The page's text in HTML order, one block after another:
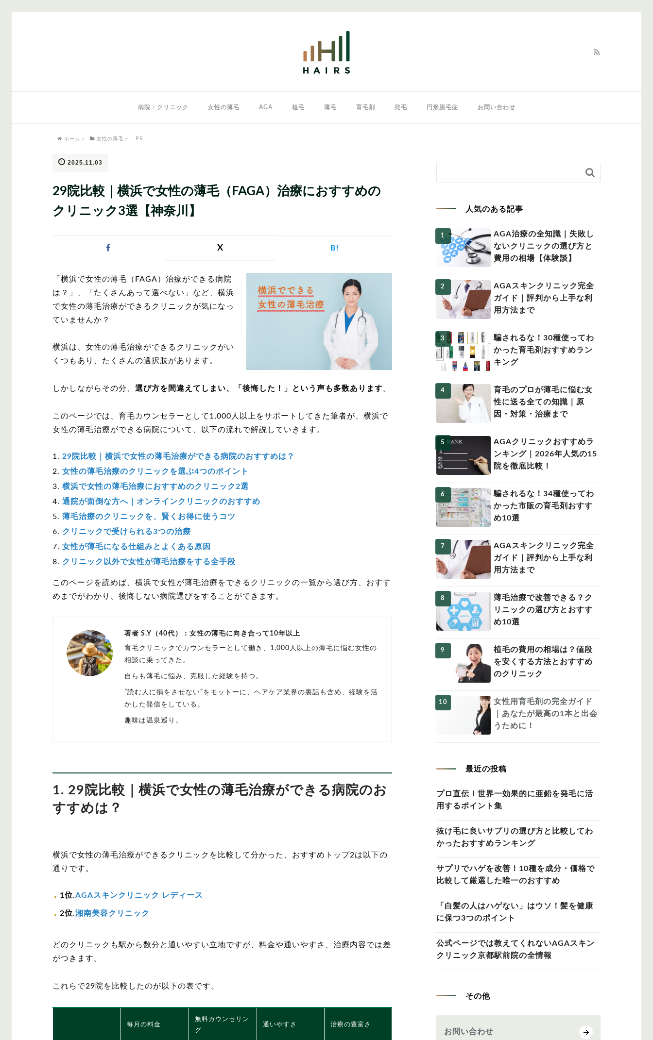
病院・クリニック 女性の薄毛 AGA 植毛 薄毛 育毛剤 発毛 円形脱毛症 お問い合わせ
ホーム / 女性の薄毛 / PR
2025.11.03
29院比較｜横浜で女性の薄毛（FAGA）治療におすすめの
クリニック3選【神奈川】
X B!
「横浜で女性の薄毛（FAGA）治療ができる病院
は？」、「たくさんあって選べない」など、横浜
で女性の薄毛治療ができるクリニックが気になっ
ていませんか？
横浜は、女性の薄毛治療ができるクリニックがい
くつもあり、たくさんの選択肢があります。
しかしながらその分、 選び方を間違えてしまい、「後悔した！」という声も多数あります。
このページでは、育毛カウンセラーとして1,000人以上をサポートしてきた筆者が、横浜で
女性の薄毛治療ができる病院について、以下の流れで解説していきます。
29院比較｜横浜で女性の薄毛治療ができる病院のおすすめは？
女性の薄毛治療のクリニックを選ぶ4つのポイント
横浜で女性の薄毛治療におすすめのクリニック2選
通院が面倒な方へ｜オンラインクリニックのおすすめ
薄毛治療のクリニックを、賢くお得に使うコツ
クリニックで受けられる3つの治療
女性が薄毛になる仕組みとよくある原因
クリニック以外で女性が薄毛治療をする全手段
このページを読めば、横浜で女性が薄毛治療をできるクリニックの一覧から選び方、おすす
めまでがわかり、後悔しない病院選びをすることができます。
著者 S.Y（40代）：女性の薄毛に向き合って10年以上
育毛クリニックでカウンセラーとして働き、1,000人以上の薄毛に悩む女性の
相談に乗ってきた。
自らも薄毛に悩み、克服した経験を持つ。
”読む人に損をさせない”をモットーに、ヘアケア業界の裏話も含め、経験を活
かした発信をしている。
趣味は温泉巡り。
1. 29院比較｜横浜で女性の薄毛治療ができる病院のお
すすめは？
横浜で女性の薄毛治療ができるクリニックを比較して分かった、おすすめトップ2は以下の
通りです。
1位.AGAスキンクリニック レディース
2位.湘南美容クリニック
どのクリニックも駅から数分と通いやすい立地ですが、料金や通いやすさ、治療内容では差
がつきます。
これらで29院を比較したのが以下の表です。
毎月の料金
無料カウンセリン
グ
通いやすさ 治療の豊富さ

人気のある記事
AGA治療の全知識｜失敗し
ないクリニックの選び方と
費用の相場【体験談】
AGAスキンクリニック完全
ガイド｜評判から上手な利
用方法まで
騙されるな！30種使ってわ
かった育毛剤おすすめラン
キング
育毛のプロが薄毛に悩む女
性に送る全ての知識｜原
因・対策・治療まで
AGAクリニックおすすめラ
ンキング｜2026年人気の15
院を徹底比較！
騙されるな！34種使ってわ
かった市販の育毛剤おすす
め10選
AGAスキンクリニック完全
ガイド｜評判から上手な利
用方法まで
薄毛治療で改善できる？ク
リニックの選び方とおすす
め10選
植毛の費用の相場は？値段
を安くする方法とおすすめ
のクリニック
女性用育毛剤の完全ガイド
｜あなたが最高の1本と出会
うために！
最近の投稿
プロ直伝！世界一効果的に亜鉛を発毛に活
用するポイント集
抜け毛に良いサプリの選び方と比較してわ
かったおすすめランキング
サプリでハゲを改善！10種を成分・価格で
比較して厳選した唯一のおすすめ
「白髪の人はハゲない」はウソ！髪を健康
に保つ3つのポイント
公式ページでは教えてくれないAGAスキン
クリニック京都駅前院の全情報
その他
お問い合わせ
医師監修 AGAクリニック
AGA M字はげ ふけ 女性の薄毛
ィッグ
ニック